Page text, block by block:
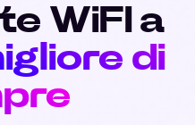
WiFI a
di